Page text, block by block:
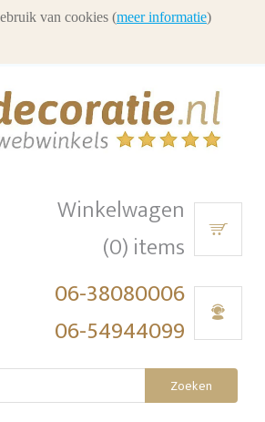
Winkelwagen
(0) items
06-38080006
06-54944099
Zoeken
van cookies (meer informatie)